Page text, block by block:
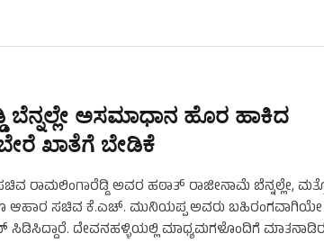
ಬೆನ್ನಲ್ಲೇ ಅಸಮಾಧಾನ ಹೊರ ಹಾಕಿದ
ಖಾತೆಗೆ ಬೇಡಿಕೆ
ರಾಮಲಿಂಗಾರೆಡ್ಡಿ ಅವರ ಹಠಾತ್ ರಾಜೀನಾಮೆ ಬೆನ್ನಲ್ಲೇ,
ಸಚಿವ ಕೆ.ಎಚ್. ಮುನಿಯಪ್ಪ ಅವರು ಬಹಿರಂಗವಾಗಿಯೇ
ದೇವನಹಳ್ಳಿಯಲ್ಲಿ ಮಾಧ್ಯಮಗಳೊಂದಿಗೆ